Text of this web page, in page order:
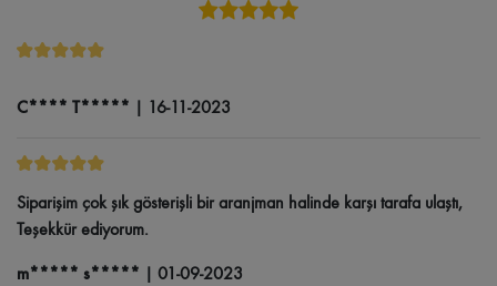
C**** T***** | 16-11-2023
Siparişim çok şık gösterişli bir aranjman halinde karşı tarafa ulaştı,
Teşekkür ediyorum.
m***** s***** | 01-09-2023